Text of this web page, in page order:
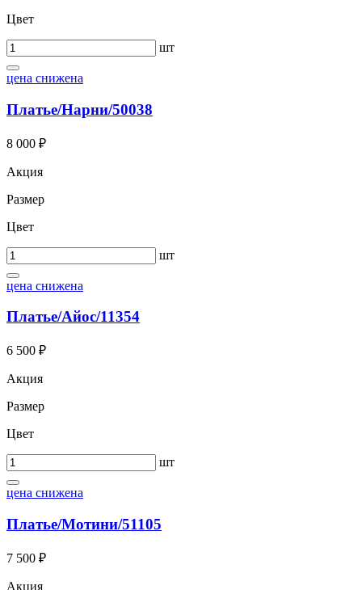
Цвет
шт
цена снижена
Платье/Нарни/50038
8 000 ₽
Акция
Размер
Цвет
шт
цена снижена
Платье/Айос/11354
6 500 ₽
Акция
Размер
Цвет
шт
цена снижена
Платье/Мотини/51105
7 500 ₽
Акция